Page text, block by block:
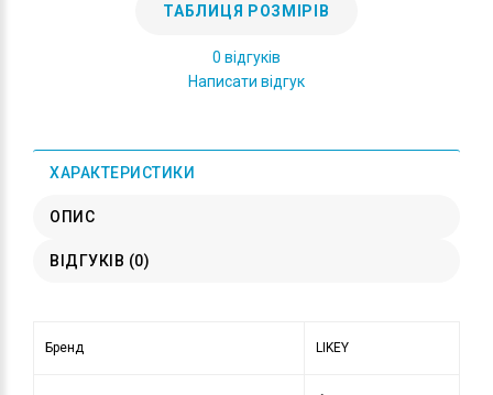
ТАБЛИЦЯ РОЗМІРІВ
0 відгуків
Написати відгук
ХАРАКТЕРИСТИКИ
ОПИС
ВІДГУКІВ (0)
Бренд LIKEY